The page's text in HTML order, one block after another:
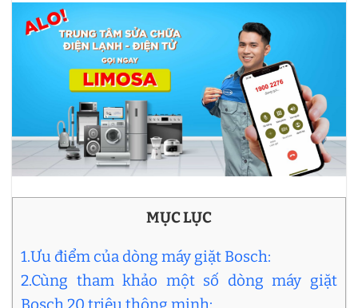
MỤC LỤC
1.Ưu điểm của dòng máy giặt Bosch:
2.Cùng tham khảo một số dòng máy giặt
Bosch 20 triệu thông minh: